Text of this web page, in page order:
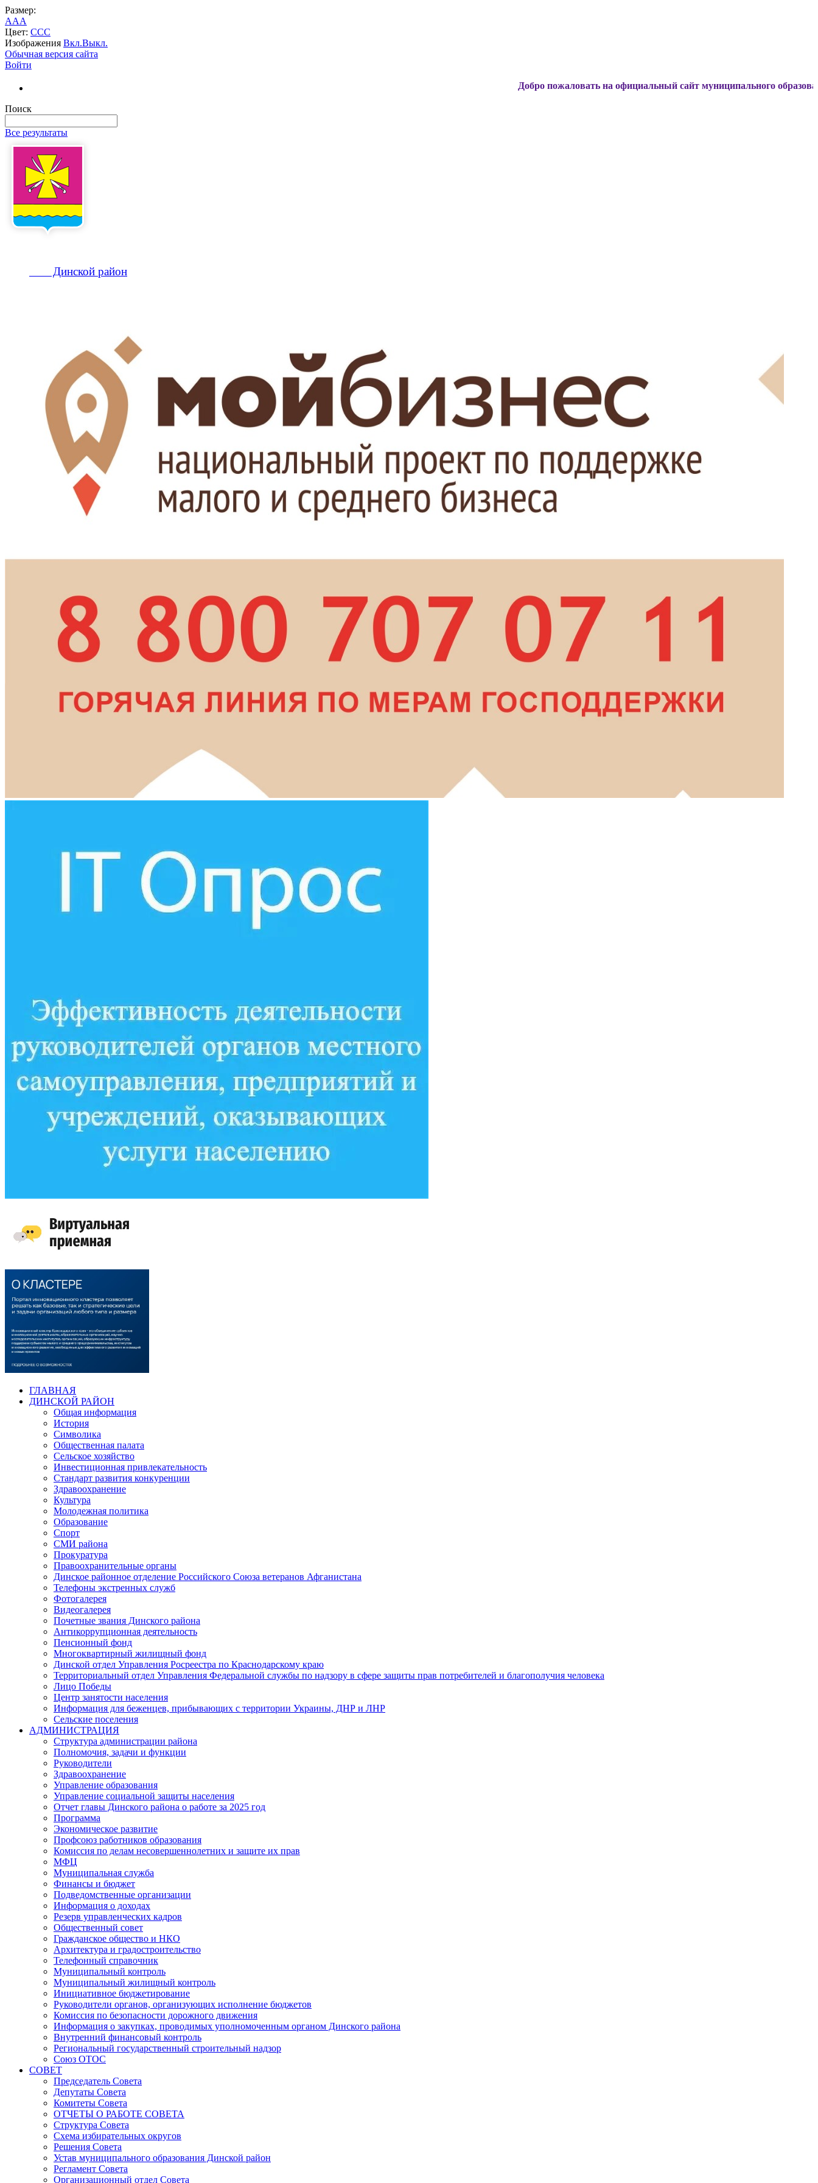
Размер:
AAA
Цвет: CCC
Изображения Вкл.Выкл.
Обычная версия сайта
Войти
Добро пожаловать на официальный сайт муниципального образования
Поиск
Все результаты
Динской район
ГЛАВНАЯ
ДИНСКОЙ РАЙОН
Общая информация
История
Символика
Общественная палата
Сельское хозяйство
Инвестиционная привлекательность
Стандарт развития конкуренции
Здравоохранение
Культура
Молодежная политика
Образование
Спорт
СМИ района
Прокуратура
Правоохранительные органы
Динское районное отделение Российского Союза ветеранов Афганистана
Телефоны экстренных служб
Фотогалерея
Видеогалерея
Почетные звания Динского района
Антикоррупционная деятельность
Пенсионный фонд
Многоквартирный жилищный фонд
Динской отдел Управления Росреестра по Краснодарскому краю
Территориальный отдел Управления Федеральной службы по надзору в сфере защиты прав потребителей и благополучия человека
Лицо Победы
Центр занятости населения
Информация для беженцев, прибывающих с территории Украины, ДНР и ЛНР
Сельские поселения
АДМИНИСТРАЦИЯ
Структура администрации района
Полномочия, задачи и функции
Руководители
Здравоохранение
Управление образования
Управление социальной защиты населения
Отчет главы Динского района о работе за 2025 год
Программа
Экономическое развитие
Профсоюз работников образования
Комиссия по делам несовершеннолетних и защите их прав
МФЦ
Муниципальная служба
Финансы и бюджет
Подведомственные организации
Информация о доходах
Резерв управленческих кадров
Общественный совет
Гражданское общество и НКО
Архитектура и градостроительство
Телефонный справочник
Муниципальный контроль
Муниципальный жилищный контроль
Инициативное бюджетирование
Руководители органов, организующих исполнение бюджетов
Комиссия по безопасности дорожного движения
Информация о закупках, проводимых уполномоченным органом Динского района
Внутренний финансовый контроль
Региональный государственный строительный надзор
Союз ОТОС
СОВЕТ
Председатель Совета
Депутаты Совета
Комитеты Совета
ОТЧЕТЫ О РАБОТЕ СОВЕТА
Структура Совета
Схема избирательных округов
Решения Совета
Устав муниципального образования Динской район
Регламент Совета
Организационный отдел Совета